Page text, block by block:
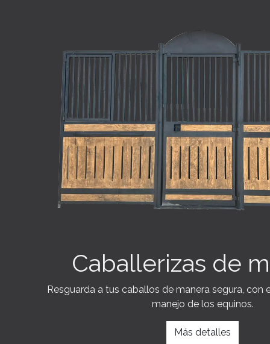
Caballerizas de
Resguarda a tus caballos de manera segura, con
manejo de los equinos.
Más detalles